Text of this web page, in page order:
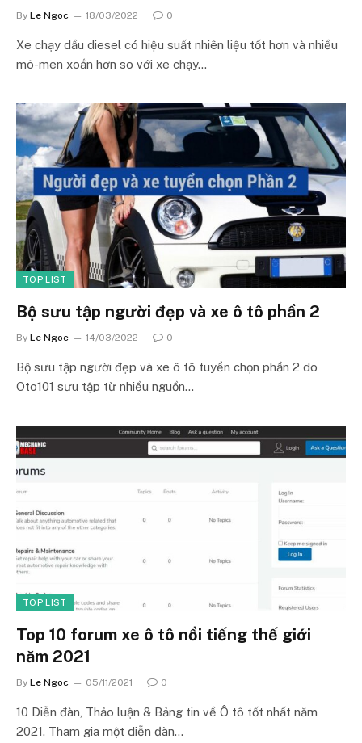
By Le Ngoc 18/03/2022 0
Xe chạy dầu diesel có hiệu suất nhiên liệu tốt hơn và nhiều
mô-men xoắn hơn so với xe chạy…
TOP LIST
Bộ sưu tập người đẹp và xe ô tô phần 2
By Le Ngoc 14/03/2022 0
Bộ sưu tập người đẹp và xe ô tô tuyển chọn phần 2 do
Oto101 sưu tập từ nhiều nguồn…
TOP LIST
Top 10 forum xe ô tô nổi tiếng thế giới
năm 2021
By Le Ngoc 05/11/2021 0
10 Diễn đàn, Thảo luận & Bảng tin về Ô tô tốt nhất năm
2021. Tham gia một diễn đàn…